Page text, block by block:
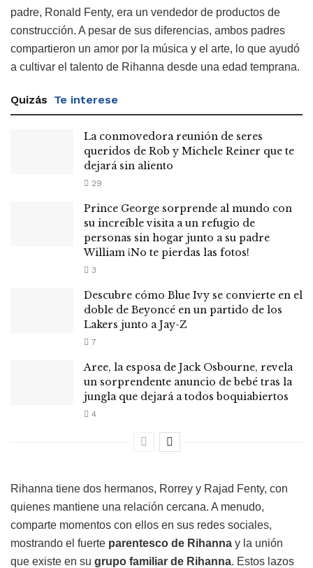
padre, Ronald Fenty, era un vendedor de productos de
construcción. A pesar de sus diferencias, ambos padres
compartieron un amor por la música y el arte, lo que ayudó
a cultivar el talento de Rihanna desde una edad temprana.
Quizás Te interese
La conmovedora reunión de seres
queridos de Rob y Michele Reiner que te
dejará sin aliento
29
Prince George sorprende al mundo con
su increíble visita a un refugio de
personas sin hogar junto a su padre
William ¡No te pierdas las fotos!
3
Descubre cómo Blue Ivy se convierte en el
doble de Beyoncé en un partido de los
Lakers junto a Jay-Z
7
Aree, la esposa de Jack Osbourne, revela
un sorprendente anuncio de bebé tras la
jungla que dejará a todos boquiabiertos
4
Rihanna tiene dos hermanos, Rorrey y Rajad Fenty, con
quienes mantiene una relación cercana. A menudo,
comparte momentos con ellos en sus redes sociales,
mostrando el fuerte parentesco de Rihanna y la unión
que existe en su grupo familiar de Rihanna. Estos lazos